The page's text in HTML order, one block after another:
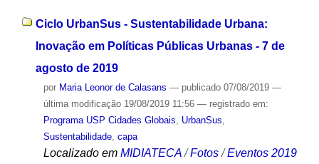
Ciclo UrbanSus - Sustentabilidade Urbana:
Inovação em Políticas Públicas Urbanas - 7 de
agosto de 2019
por Maria Leonor de Calasans — publicado07/08/2019 —
última modificação19/08/2019 11:56 — registrado em:
Programa USP Cidades Globais
UrbanSus
Sustentabilidade, capa
Localizado em MIDIATECA /Fotos /Eventos 2019